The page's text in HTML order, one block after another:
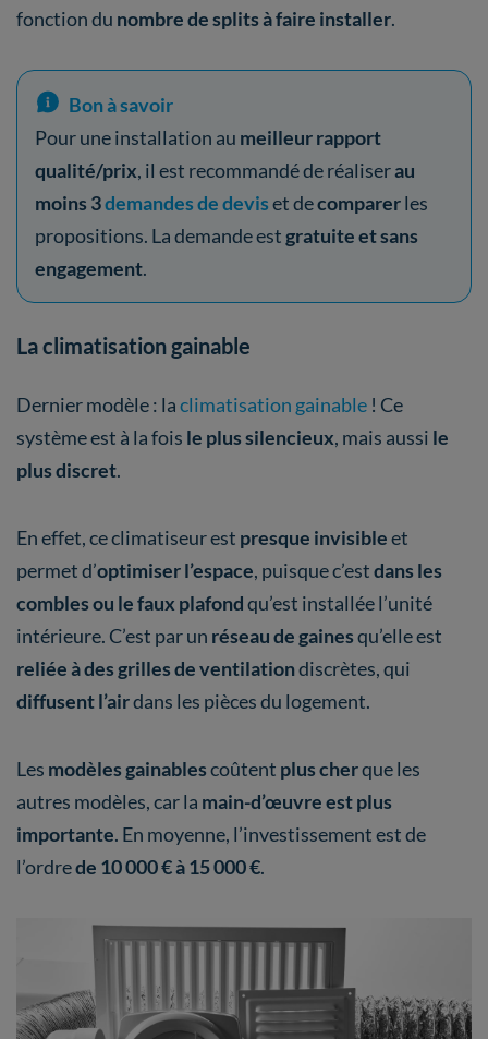
fonction du nombre de splits à faire installer.
Bon à savoir
Pour une installation au meilleur rapport
qualité/prix, il est recommandé de réaliserau
moins 3demandes de deviset decomparerles
propositions. La demande estgratuite et sans
engagement.
La climatisation gainable
Dernier modèle : laclimatisation gainable ! Ce
système est à la fois le plus silencieux, mais aussi le
plus discret.
En effet, ce climatiseur est presque invisibleet
permet d’optimiser l’espace, puisque c’estdans les
combles ou le faux plafondqu’est installée l’unité
intérieure. C’est par un réseau de gainesqu’elle est
reliée à des grilles de ventilationdiscrètes, qui
diffusent l’airdans les pièces du logement.
Les modèles gainablescoûtent plus cherque les
autres modèles, car la main-d’œuvre est plus
importante. En moyenne, l’investissement est de
l’ordrede 10 000 € à 15 000€.